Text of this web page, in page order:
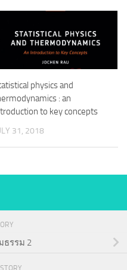
physics and
: an
to key concepts
31, 2018
รรม 2